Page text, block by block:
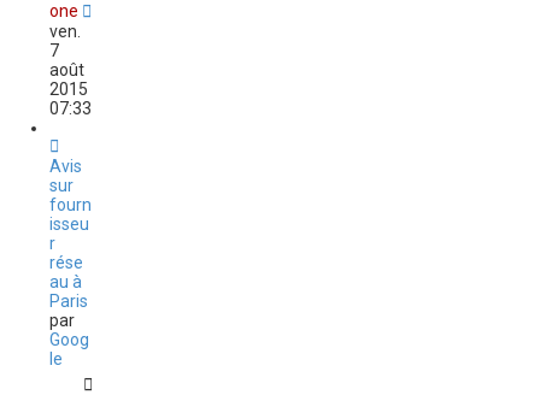
one
ven.
7
août
2015
07:33
Avis
sur
fourn
isseu
r
rése
au à
Paris
par
Goog
le